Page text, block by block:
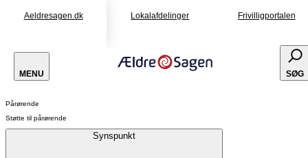
Aeldresagen.dk Lokalafdelinger Frivilligportalen
MENU SØG
Pårørende
Støtte til pårørende
Synspunkt